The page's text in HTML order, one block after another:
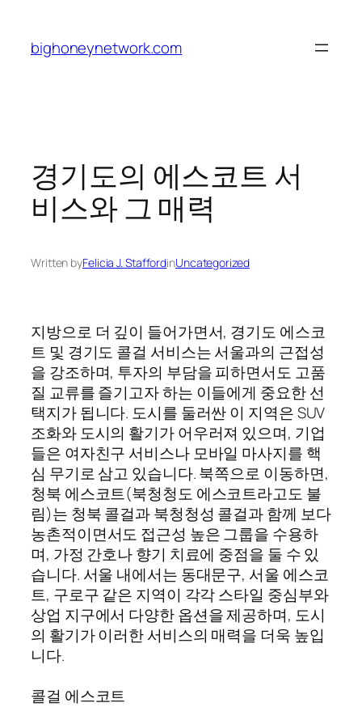
content
bighoneynetwork.com
경기도의 에스코트 서
비스와 그 매력
Written byFelicia J. StaffordinUncategorized
지방으로 더 깊이 들어가면서, 경기도 에스코
트 및 경기도 콜걸 서비스는 서울과의 근접성
을 강조하며, 투자의 부담을 피하면서도 고품
질 교류를 즐기고자 하는 이들에게 중요한 선
택지가 됩니다. 도시를 둘러싼 이 지역은 SUV
조화와 도시의 활기가 어우러져 있으며, 기업
들은 여자친구 서비스나 모바일 마사지를 핵
심 무기로 삼고 있습니다. 북쪽으로 이동하면,
청북 에스코트(북청청도 에스코트라고도 불
림)는 청북 콜걸과 북청청성 콜걸과 함께 보다
농촌적이면서도 접근성 높은 그룹을 수용하
며, 가정 간호나 향기 치료에 중점을 둘 수 있
습니다. 서울 내에서는 동대문구, 서울 에스코
트, 구로구 같은 지역이 각각 스타일 중심부와
상업 지구에서 다양한 옵션을 제공하며, 도시
의 활기가 이러한 서비스의 매력을 더욱 높입
니다.
콜걸 에스코트